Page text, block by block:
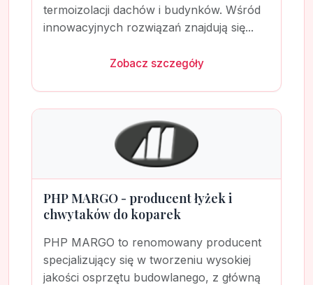
termoizolacji dachów i budynków. Wśród
innowacyjnych rozwiązań znajdują się...
Zobacz szczegóły
PHP MARGO - producent łyżek i
chwytaków do koparek
PHP MARGO to renomowany producent
specjalizujący się w tworzeniu wysokiej
jakości osprzętu budowlanego, z główną